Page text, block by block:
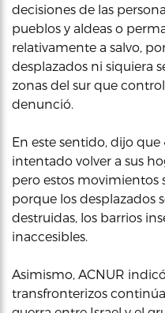
decisiones de las
pueblos y aldeas o
relativamente a salvo,
desplazados ni siquiera
zonas del sur que
denunció.
En este sentido, dijo que
intentado volver a sus
pero estos movimientos
porque los desplazados
destruidas, los barrios
inaccesibles.
Asimismo, ACNUR
transfronterizos